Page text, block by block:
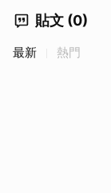
貼文 (0)
最新 熱門